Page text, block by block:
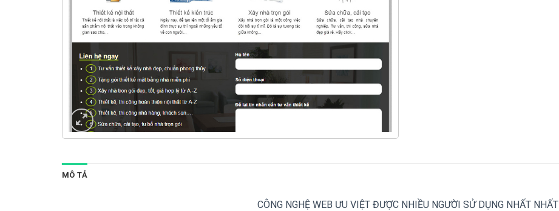
MÔ TẢ
CÔNG NGHỆ WEB ƯU VIỆT ĐƯỢC NHIỀU NGƯỜI SỬ DỤNG NHẤT NHẤT